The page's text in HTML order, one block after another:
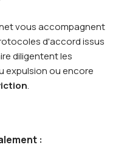
vous accompagnent
d'accord issus
diligentent les
expulsion ou encore
.
: